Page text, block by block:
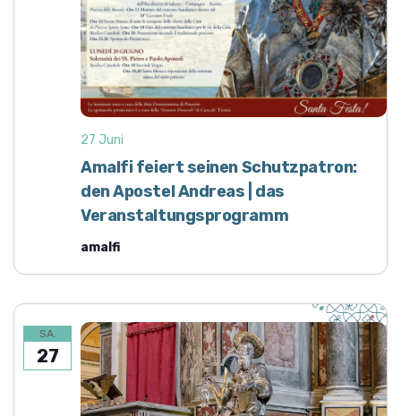
Amalfi feiert seinen Schutzpatron:
den Apostel Andreas | das
Veranstaltungsprogramm
27 Juni
amalfi
SA.
27